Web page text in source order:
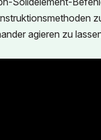
agieren zu